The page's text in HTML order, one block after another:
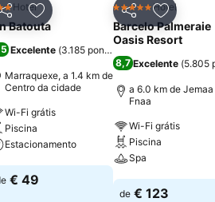
PartilharAdicionar aos favoritos
Hotel
Batouta
Excelente (3.185 pontuações
Marraquexe, a 1.4 km de
Centro da cidade
Wi-Fi grátis
Piscina
Estacionamento
preços
€ 49
Partilhar
5 EstrelasHotel
Barcelo Palmeraie
Oasis Resort
8,7 Excelente (5.805
a 6.0 km de
Fnaa
Wi-Fi grátis
Piscina
Spa
Ver preços
de € 123